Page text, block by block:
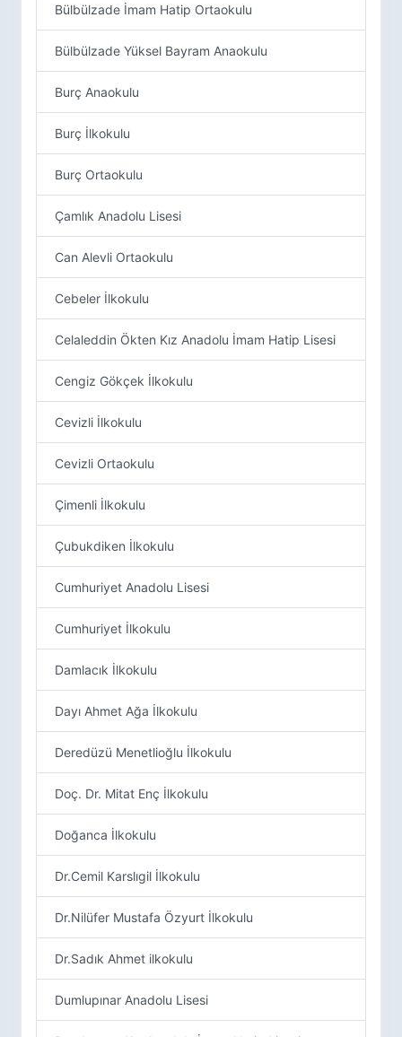
Bülbülzade İmam Hatip Ortaokulu
Bülbülzade Yüksel Bayram Anaokulu
Burç Anaokulu
Burç İlkokulu
Burç Ortaokulu
Çamlık Anadolu Lisesi
Can Alevli Ortaokulu
Cebeler İlkokulu
Celaleddin Ökten Kız Anadolu İmam Hatip Lisesi
Cengiz Gökçek İlkokulu
Cevizli İlkokulu
Cevizli Ortaokulu
Çimenli İlkokulu
Çubukdiken İlkokulu
Cumhuriyet Anadolu Lisesi
Cumhuriyet İlkokulu
Damlacık İlkokulu
Dayı Ahmet Ağa İlkokulu
Deredüzü Menetlioğlu İlkokulu
Doç. Dr. Mitat Enç İlkokulu
Doğanca İlkokulu
Dr.Cemil Karslıgil İlkokulu
Dr.Nilüfer Mustafa Özyurt İlkokulu
Dr.Sadık Ahmet ilkokulu
Dumlupınar Anadolu Lisesi